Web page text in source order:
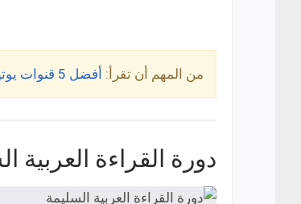
من المهم أن تقرأ: أفضل 5 قنوات يوتيوب لتعلم اللغة العربية لغير الناطقين بها!
دورة القراءة